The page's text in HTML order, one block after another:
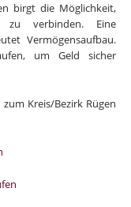
birgt die Möglichkeit,
verbinden. Eine
Vermögensaufbau.
um Geld sicher
Kreis/Bezirk Rügen